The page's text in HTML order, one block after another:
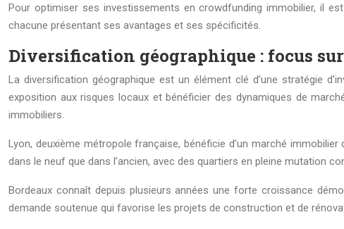
Pour optimiser ses investissements en crowdfunding immobilier, il
chacune présentant ses avantages et ses spécificités.
Diversification géographique : focus
La diversification géographique est un élément clé d’une stratégie
exposition aux risques locaux et bénéficier des dynamiques de
immobiliers.
Lyon, deuxième métropole française, bénéficie d’un marché
dans le neuf que dans l’ancien, avec des quartiers en pleine mutation
Bordeaux connaît depuis plusieurs années une forte croissance
demande soutenue qui favorise les projets de construction et de